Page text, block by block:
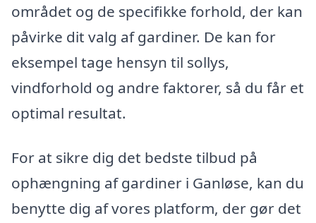
området og de specifikke forhold, der kan
påvirke dit valg af gardiner. De kan for
eksempel tage hensyn til sollys,
vindforhold og andre faktorer, så du får et
optimal resultat.
For at sikre dig det bedste tilbud på
ophængning af gardiner i Ganløse, kan du
benytte dig af vores platform, der gør det